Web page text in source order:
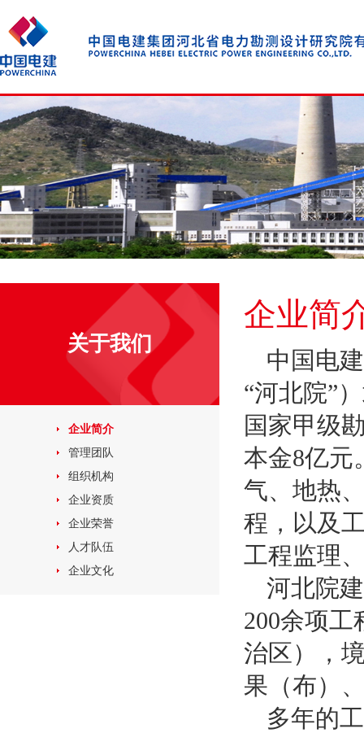
关于我们
企业简介
管理团队
组织机构
企业资质
企业荣誉
人才队伍
企业文化
企业简
中国电
“河北院”
国家甲级
本金8亿元
气、地热
程，以及
工程监理
河北院
200余项
治区），
果（布）
多年的